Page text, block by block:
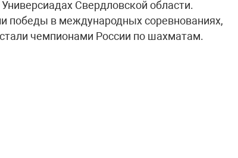
Свердловской области.
победы в международных соревнованиях,
чемпионами России по шахматам.